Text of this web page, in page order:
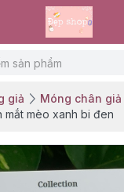
giả
Móng chân giả
mắt mèo xanh bi đen